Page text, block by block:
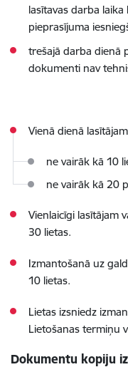
lasītavas darba
pieprasījuma
trešajā darba dienā
dokumenti nav
Vienā dienā
ne vairāk kā 10
ne vairāk kā 20
Vienlaicīgi lasītājam
30 lietas.
Izmantošanā uz
10 lietas.
Lietas izsniedz
Lietošanas termiņu
Dokumentu kopiju